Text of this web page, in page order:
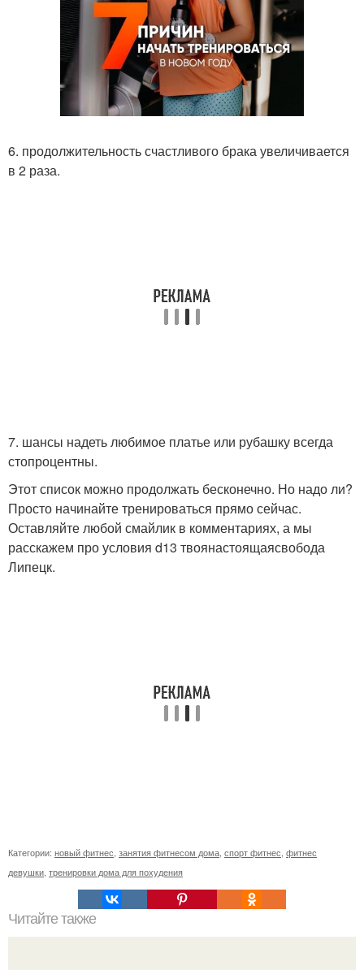
6. продолжительность счастливого брака увеличивается
в 2 раза.
7. шансы надеть любимое платье или рубашку всегда
стопроцентны.
Этот список можно продолжать бесконечно. Но надо ли?
Просто начинайте тренироваться прямо сейчас.
Оставляйте любой смайлик в комментариях, а мы
расскажем про условия d13 твоянастоящаясвобода
Липецк.
Категории: новый фитнес занятия фитнесом дома спорт фитнес фитнес
девушки тренировки дома для похудения
Читайте также